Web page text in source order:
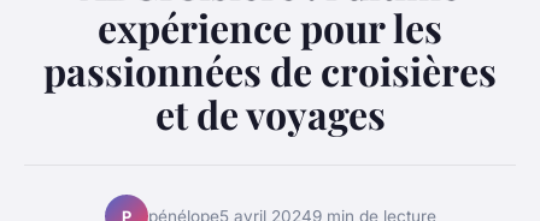
expérience pour les
passionnées de croisières
et de voyages
P pénélope5 avril 20249 min de lecture